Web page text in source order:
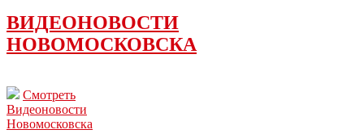
ВИДЕОНОВОСТИ
НОВОМОСКОВСКА
Смотреть
Видеоновости
Новомосковска